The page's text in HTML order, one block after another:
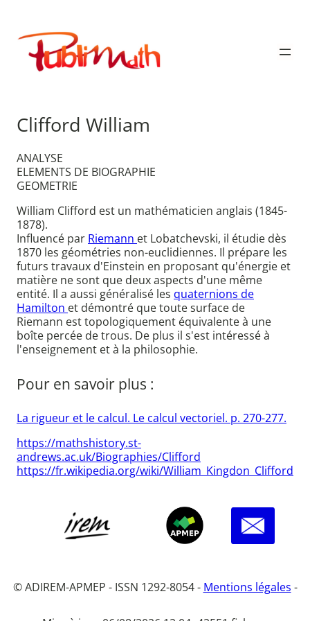
contenu
Publimath
Clifford William
ANALYSE
ELEMENTS DE BIOGRAPHIE
GEOMETRIE
William Clifford est un mathématicien anglais (1845-
1878).
Influencé par Riemann et Lobatchevski, il étudie dès
1870 les géométries non-euclidiennes. Il prépare les
futurs travaux d'Einstein en proposant qu'énergie et
matière ne sont que deux aspects d'une même
entité. Il a aussi généralisé les quaternions de
Hamilton et démontré que toute surface de
Riemann est topologiquement équivalente à une
boîte percée de trous. De plus il s'est intéressé à
l'enseignement et à la philosophie.
Pour en savoir plus :
La rigueur et le calcul. Le calcul vectoriel. p. 270-277.
https://mathshistory.st-
andrews.ac.uk/Biographies/Clifford
https://fr.wikipedia.org/wiki/William_Kingdon_Clifford
© ADIREM-APMEP - ISSN 1292-8054 - Mentions légales -